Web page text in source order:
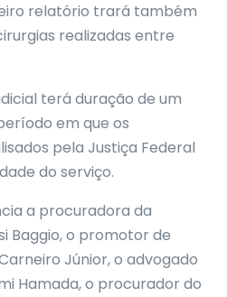
relatório trará também
realizadas entre
terá duração de um
em que os
pela Justiça Federal
do serviço.
a procuradora da
Baggio, o promotor de
Júnior, o advogado
Hamada, o procurador do